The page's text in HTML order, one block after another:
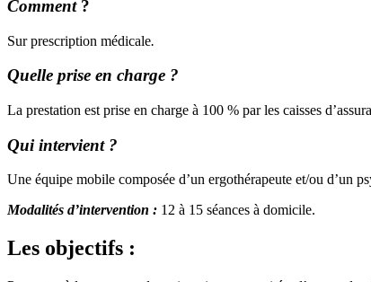
Comment ?
Sur prescription médicale.
Quelle prise en charge ?
La prestation est prise en charge à 100 % par les caisses
Qui intervient ?
Une équipe mobile composée d’un ergothérapeute et/ou d’un
Modalités d’intervention : 12 à 15 séances à domicile.
Les objectifs :